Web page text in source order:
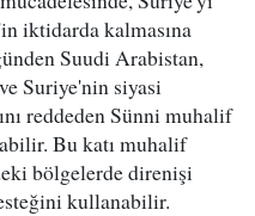
iktidarda kalmasına
Suudi Arabistan,
Suriye'nin siyasi
reddeden Sünni muhalif
Bu katı muhalif
bölgelerde direnişi
kullanabilir.